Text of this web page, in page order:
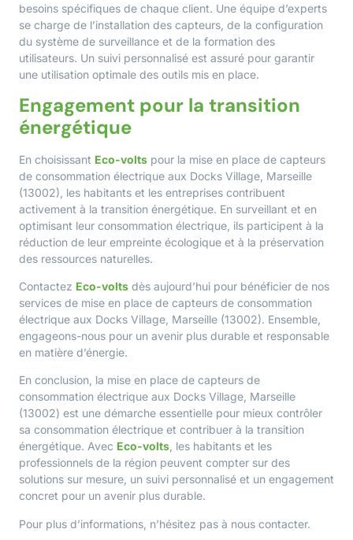
besoins spécifiques de chaque client. Une équipe d’experts
se charge de l’installation des capteurs, de la configuration
du système de surveillance et de la formation des
utilisateurs. Un suivi personnalisé est assuré pour garantir
une utilisation optimale des outils mis en place.
Engagement pour la transition
énergétique
En choisissant Eco-volts pour la mise en place de capteurs
de consommation électrique aux Docks Village, Marseille
(13002), les habitants et les entreprises contribuent
activement à la transition énergétique. En surveillant et en
optimisant leur consommation électrique, ils participent à la
réduction de leur empreinte écologique et à la préservation
des ressources naturelles.
Contactez Eco-volts dès aujourd’hui pour bénéficier de nos
services de mise en place de capteurs de consommation
électrique aux Docks Village, Marseille (13002). Ensemble,
engageons-nous pour un avenir plus durable et responsable
en matière d’énergie.
En conclusion, la mise en place de capteurs de
consommation électrique aux Docks Village, Marseille
(13002) est une démarche essentielle pour mieux contrôler
sa consommation électrique et contribuer à la transition
énergétique. Avec Eco-volts , les habitants et les
professionnels de la région peuvent compter sur des
solutions sur mesure, un suivi personnalisé et un engagement
concret pour un avenir plus durable.
Pour plus d’informations, n’hésitez pas à nous contacter.